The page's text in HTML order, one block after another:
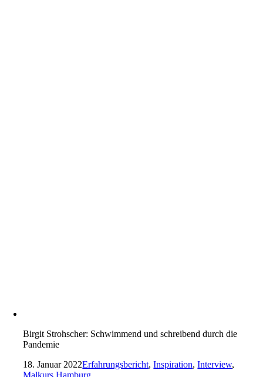
Birgit Strohscher: Schwimmend und schreibend durch die
Pandemie
18. Januar 2022Erfahrungsbericht,Inspiration,Interview,
Malkurs Hamburg